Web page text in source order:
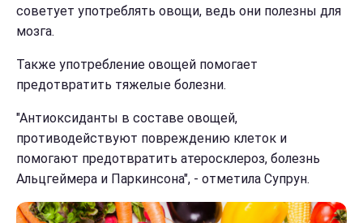
советует употреблять овощи, ведь они полезны для
мозга.
Также употребление овощей помогает
предотвратить тяжелые болезни.
"Антиоксиданты в составе овощей,
противодействуют повреждению клеток и
помогают предотвратить атеросклероз, болезнь
Альцгеймера и Паркинсона", - отметила Супрун.